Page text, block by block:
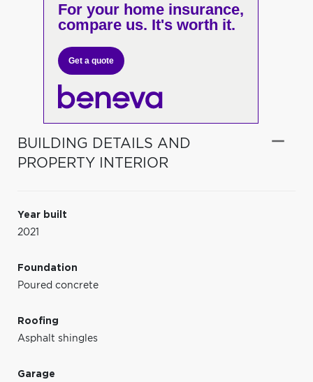
For your home insurance,
compare us. It's worth it.
Get a quote
BUILDING DETAILS AND
PROPERTY INTERIOR
Year built
2021
Foundation
Poured concrete
Roofing
Asphalt shingles
Garage